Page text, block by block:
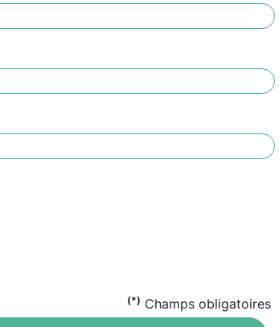
(*) Champs obligatoires